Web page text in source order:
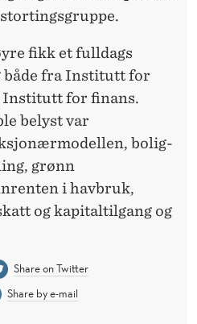
fikk et fulldags
både fra Institutt for
Institutt for finans.
belyst var
bolig-
grønn
i havbruk,
og kapitaltilgang og
Share on Twitter
Share by e-mail